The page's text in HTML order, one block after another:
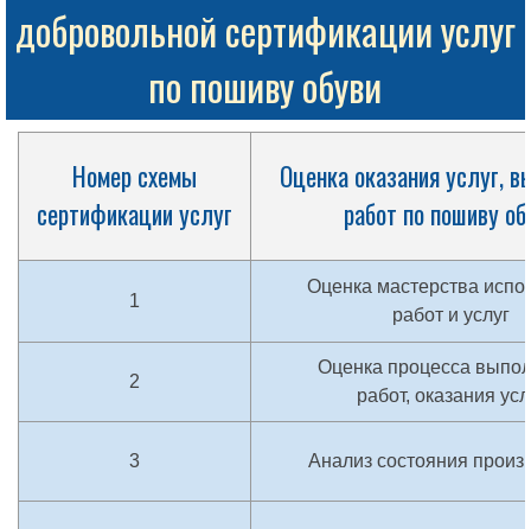
добровольной сертификации услуг
по пошиву обуви
Номер схемы
сертификации услуг
Оценка оказания услуг,
работ по пошиву
1
Оценка мастерства
работ и услуг
2
Оценка процесса
работ, оказания
3 Анализ состояния